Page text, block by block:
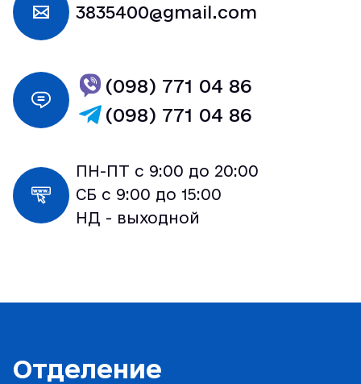
3835400@gmail.com
(098) 771 04 86
(098) 771 04 86
ПН-ПТ с 9:00 до 20:00
СБ с 9:00 до 15:00
НД - выходной
Отделение